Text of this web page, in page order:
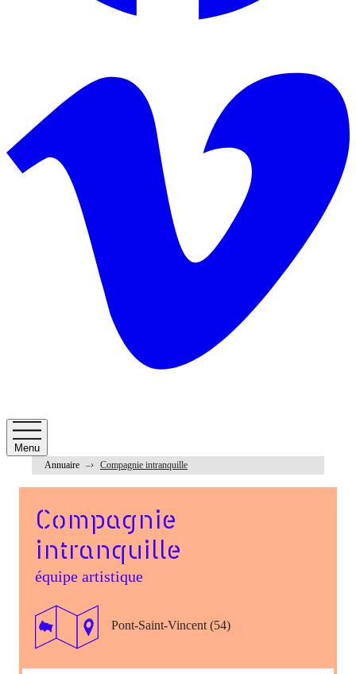
Menu
Annuaire Compagnie intranquille
Compagnie
intranquille
équipe artistique
Pont-Saint-Vincent (54)